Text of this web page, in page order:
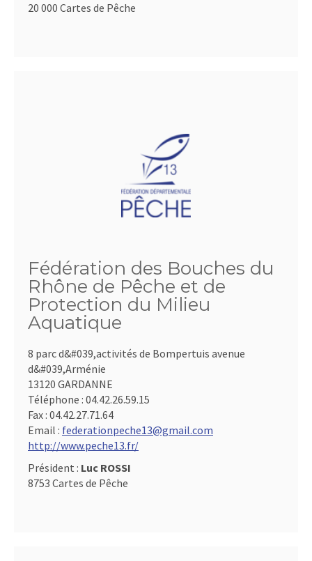
20 000 Cartes de Pêche
Fédération des Bouches du
Rhône de Pêche et de
Protection du Milieu
Aquatique
8 parc d&#039,activités de Bompertuis avenue
d&#039,Arménie
13120 GARDANNE
Téléphone : 04.42.26.59.15
Fax : 04.42.27.71.64
Email : federationpeche13@gmail.com
http://www.peche13.fr/
Président : Luc ROSSI
8753 Cartes de Pêche